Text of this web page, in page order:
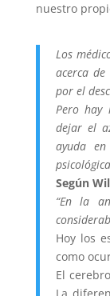
nuestro
Los
acerca
por el
Pero hay
dejar el
ayuda
Según
“En la
Hoy los
como
El